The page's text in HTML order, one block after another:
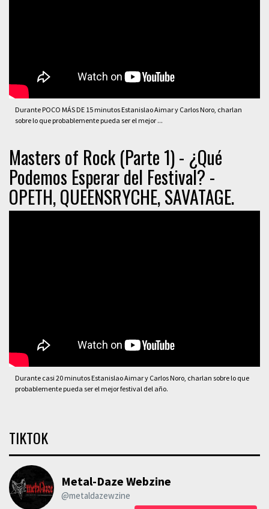
Durante POCO MÁS DE 15 minutos Estanislao Aimar y Carlos Noro, charlan
sobre lo que probablemente pueda ser el mejor ...
Masters of Rock (Parte 1) - ¿Qué
Podemos Esperar del Festival? -
OPETH, QUEENSRYCHE, SAVATAGE.
Durante casi 20 minutos Estanislao Aimar y Carlos Noro, charlan sobre lo que
probablemente pueda ser el mejor festival del año.
TIKTOK
Metal-Daze Webzine
@metaldazewzine